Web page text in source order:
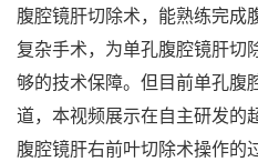
腹腔镜肝切除术，能熟练完成
复杂手术，为单孔腹腔镜肝切
够的技术保障。但目前单孔腹
道，本视频展示在自主研发的
腹腔镜肝右前叶切除术操作的